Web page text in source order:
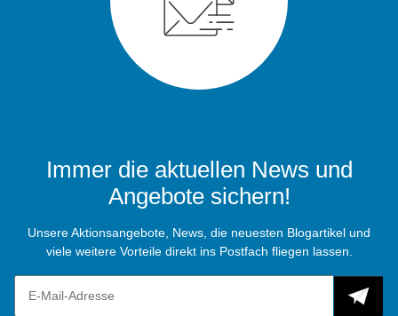
Immer die aktuellen News und
Angebote sichern!
Unsere Aktionsangebote, News, die neuesten Blogartikel und
viele weitere Vorteile direkt ins Postfach fliegen lassen.